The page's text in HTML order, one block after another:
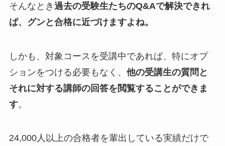
そんなとき 過去の受験生たちのQ&Aで解決できれ
ば、グンと合格に近づけますよね。
しかも、対象コースを受講中であれば、特にオプ
ションをつける必要もなく、 他の受講生の質問と
それに対する講師の回答を閲覧することができま
す。
24,000人以上の合格者を輩出している実績だけで